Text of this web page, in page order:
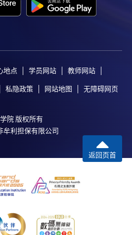
地点 学员网站 教师网站
私隐政策 网站地图 无障碍网页
院 版权所有
牟利担保有限公司
返回页首